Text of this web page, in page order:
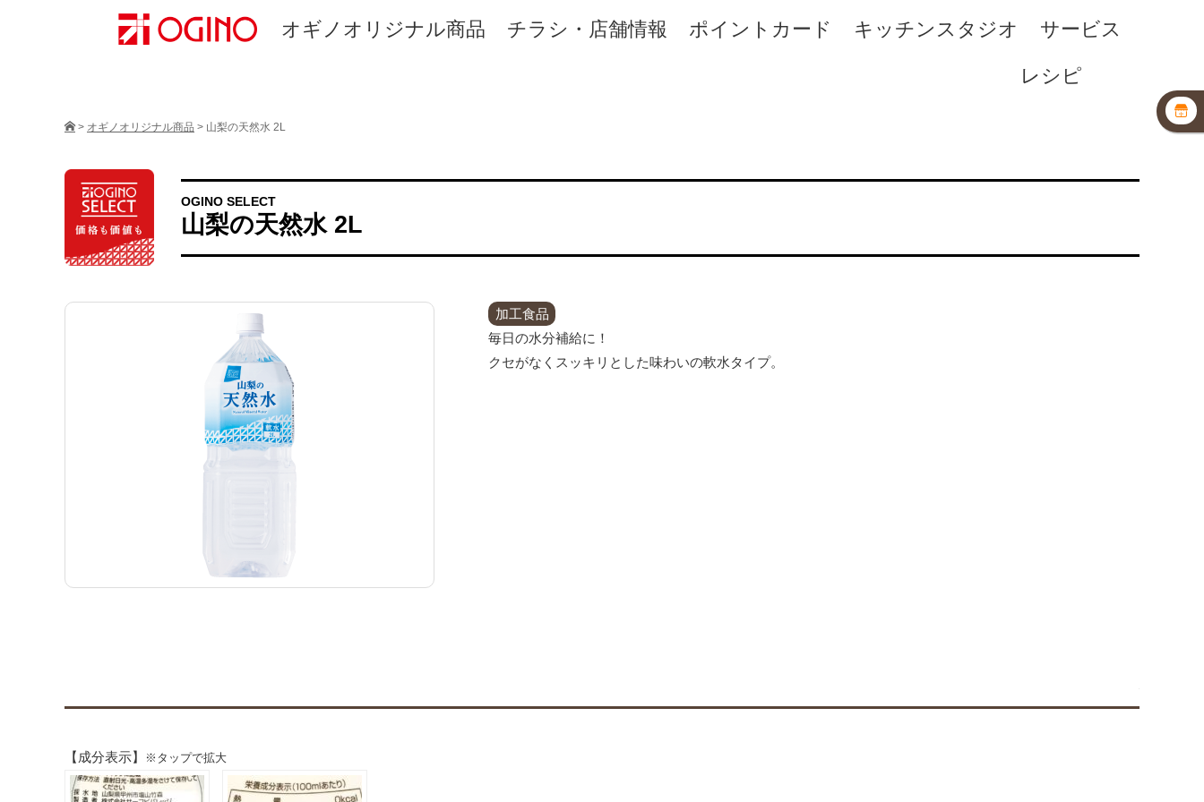
オギノオリジナル商品 チラシ・店舗情報 ポイントカード キッチンスタジオ サービス
レシピ
> オギノオリジナル商品 > 山梨の天然水 2L
OGINO SELECT
山梨の天然水 2L
加工食品
毎日の水分補給に！
クセがなくスッキリとした味わいの軟水タイプ。
【成分表示】 ※タップで拡大